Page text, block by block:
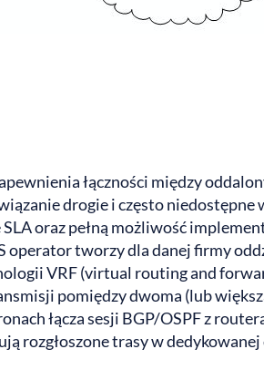
łączności między
drogie i często
oraz pełną możliwość
operator tworzy dla danej firmy
VRF (virtual routing and
pomiędzy dwoma (lub
łącza sesji BGP/OSPF z
rozgłoszone trasy w